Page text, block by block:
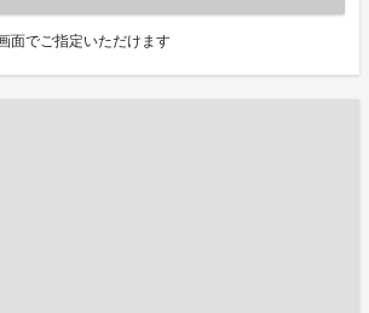
面でご指定いただけます